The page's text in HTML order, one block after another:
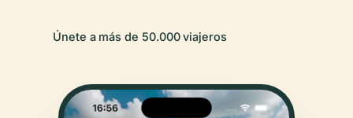
Únete a más de 50.000 viajeros